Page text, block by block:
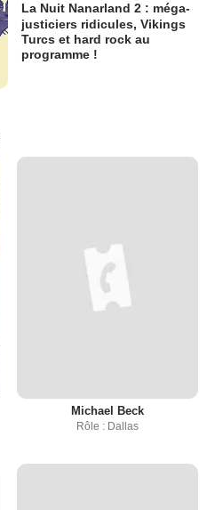
La Nuit Nanarland 2 : méga-
justiciers ridicules, Vikings
Turcs et hard rock au
programme !
Michael Beck
Rôle : Dallas